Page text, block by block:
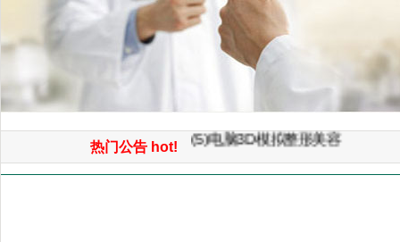
热门公告 hot!
(6）微创重睑（双眼皮）小眼开
(5)电脑3D模拟整形美容
(4)微创童颜面部提升手术